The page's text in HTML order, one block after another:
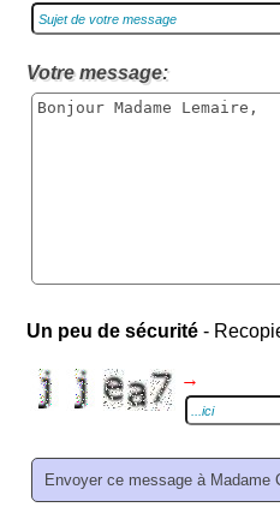
Votre message:
Un peu de sécurité -
→